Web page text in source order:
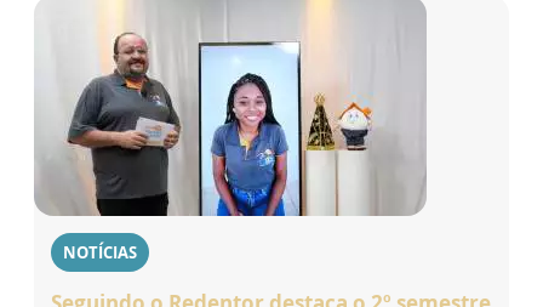
NOTÍCIAS